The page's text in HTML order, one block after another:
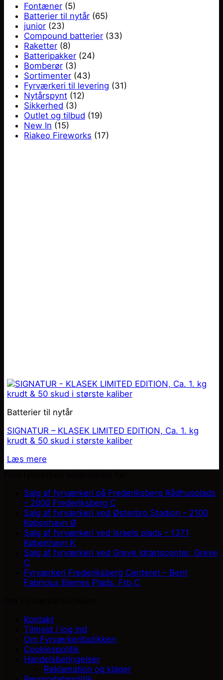
Fontæner (5)
Batterier til nytår (65)
junior (23)
Compound batterier (33)
Raketter (8)
Batteripakker (24)
Bomberør (3)
Sortimenter (43)
Fyrværkeri til levering (31)
Nytårspynt (12)
Sikkerhed (3)
Outlet og tilbud (19)
New In (15)
Riakeo Fireworks (17)
Batterier til nytår
SIGNATUR – KLASEK LIMITED EDITION, Ca. 1. kg
krudt & 50 skud i største kaliber
Læs mere
Salg af fyrværkeri på Frederiksberg Rådhusplads
– 2000 Frederiksberg C
Salg af fyrværkeri ved Østerbro Stadion – 2100
København Ø
Salg af fyrværkeri ved Israels plads – 1371
København K
Salg af fyrværkeri ved Greve Idrætscenter, Greve
C
Fyrværkeri Frederiksberg Centeret – Bent
Fabricius Bjerres Plads, Frb C
Kontakt
Tilmeld / log ind
Om Fyrværkeributikken
Cookiespolitik
Handelsbetingelser
Reklamation og klager